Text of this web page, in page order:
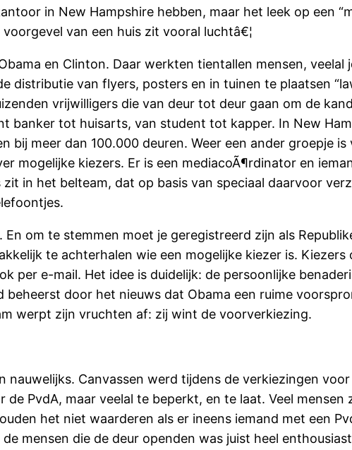
in New Hampshire hebben, maar het leek op een
van een huis zit vooral luchtâ€¦
en Clinton. Daar werkten tientallen mensen, veelal
distributie van flyers, posters en in tuinen te plaatsen
vrijwilligers die van deur tot deur gaan om de
banker tot huisarts, van student tot kapper. In New
bij meer dan 100.000 deuren. Weer een ander groepje
mogelijke kiezers. Er is een mediacoÃ¶rdinator en
in het belteam, dat op basis van speciaal daarvoor
om te stemmen moet je geregistreerd zijn als
te achterhalen wie een mogelijke kiezer is. Kiezers
per e-mail. Het idee is duidelijk: de persoonlijke
door het nieuws dat Obama een ruime
werpt zijn vruchten af: zij wint de voorverkiezing.
Canvassen werd tijdens de verkiezingen
PvdA, maar veelal te beperkt, en te laat. Veel mensen
het niet waarderen als er ineens iemand met een
mensen die de deur openden was juist heel